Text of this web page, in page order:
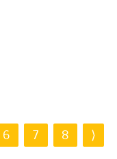
6 7 8 ⟩